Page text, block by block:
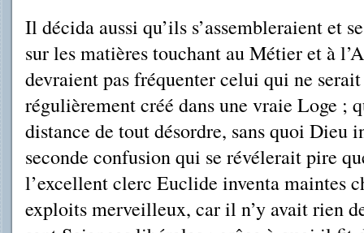
Il décida aussi qu’ils s’assembleraient et
sur les matières touchant au Métier et à
devraient pas fréquenter celui qui ne
régulièrement créé dans une vraie Loge ;
distance de tout désordre, sans quoi Dieu
seconde confusion qui se révélerait pire
l’excellent clerc Euclide inventa maintes
exploits merveilleux, car il n’y avait rien